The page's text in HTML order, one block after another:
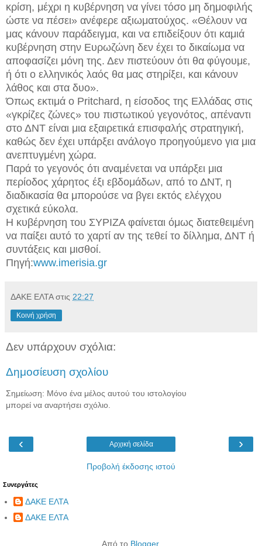
κρίση, μέχρι η κυβέρνηση να γίνει τόσο μη δημοφιλής
ώστε να πέσει» ανέφερε αξιωματούχος. «Θέλουν να
μας κάνουν παράδειγμα, και να επιδείξουν ότι καμιά
κυβέρνηση στην Ευρωζώνη δεν έχει το δικαίωμα να
αποφασίζει μόνη της. Δεν πιστεύουν ότι θα φύγουμε,
ή ότι ο ελληνικός λαός θα μας στηρίξει, και κάνουν
λάθος και στα δυο».
Όπως εκτιμά ο Pritchard, η είσοδος της Ελλάδας στις
«γκρίζες ζώνες» του πιστωτικού γεγονότος, απέναντι
στο ΔΝΤ είναι μια εξαιρετικά επισφαλής στρατηγική,
καθώς δεν έχει υπάρξει ανάλογο προηγούμενο για μια
ανεπτυγμένη χώρα.
Παρά το γεγονός ότι αναμένεται να υπάρξει μια
περίοδος χάρητος έξι εβδομάδων, από το ΔΝΤ, η
διαδικασία θα μπορούσε να βγει εκτός ελέγχου
σχετικά εύκολα.
Η κυβέρνηση του ΣΥΡΙΖΑ φαίνεται όμως διατεθειμένη
να παίξει αυτό το χαρτί αν της τεθεί το δίλλημα, ΔΝΤ ή
συντάξεις και μισθοί.
Πηγή:www.imerisia.gr
ΔΑΚΕ ΕΛΤΑ στις 22:27
Κοινή χρήση
Δεν υπάρχουν σχόλια:
Δημοσίευση σχολίου
Σημείωση: Μόνο ένα μέλος αυτού του ιστολογίου
μπορεί να αναρτήσει σχόλιο.
‹ ›
Αρχική σελίδα
Προβολή έκδοσης ιστού
Συνεργάτες
ΔΑΚΕ ΕΛΤΑ
ΔΑΚΕ ΕΛΤΑ
Από το Blogger.